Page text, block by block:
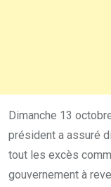
Dimanche 13
président a assuré
tout les excès
gouvernement à